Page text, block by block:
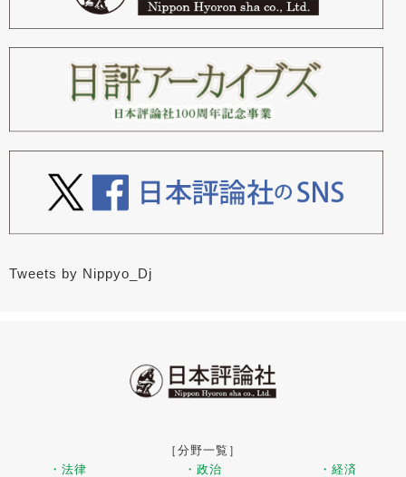
Tweets by Nippyo_Dj
［分野一覧］
・法律
・政治
・経済